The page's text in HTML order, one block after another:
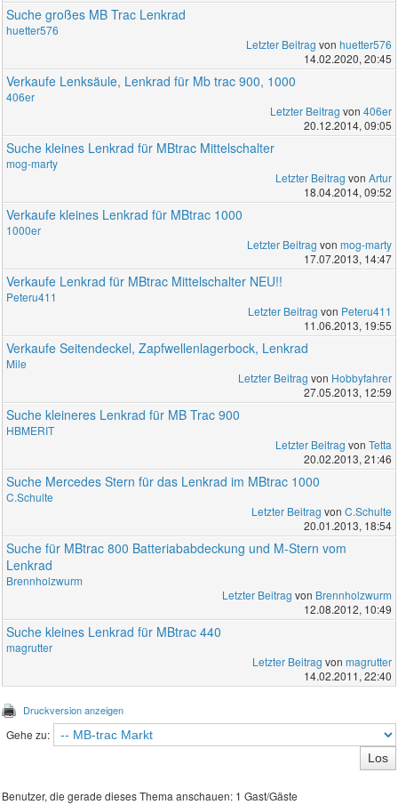
Suche großes MB Trac Lenkrad
huetter576
Letzter Beitrag von huetter576
14.02.2020, 20:45
Verkaufe Lenksäule, Lenkrad für Mb trac 900, 1000
406er
Letzter Beitrag von 406er
20.12.2014, 09:05
Suche kleines Lenkrad für MBtrac Mittelschalter
mog-marty
Letzter Beitrag von Artur
18.04.2014, 09:52
Verkaufe kleines Lenkrad für MBtrac 1000
1000er
Letzter Beitrag von mog-marty
17.07.2013, 14:47
Verkaufe Lenkrad für MBtrac Mittelschalter NEU!!
Peteru411
Letzter Beitrag von Peteru411
11.06.2013, 19:55
Verkaufe Seitendeckel, Zapfwellenlagerbock, Lenkrad
Mile
Letzter Beitrag von Hobbyfahrer
27.05.2013, 12:59
Suche kleineres Lenkrad für MB Trac 900
HBMERIT
Letzter Beitrag von Tetta
20.02.2013, 21:46
Suche Mercedes Stern für das Lenkrad im MBtrac 1000
C.Schulte
Letzter Beitrag von C.Schulte
20.01.2013, 18:54
Suche für MBtrac 800 Batteriababdeckung und M-Stern vom
Lenkrad
Brennholzwurm
Letzter Beitrag von Brennholzwurm
12.08.2012, 10:49
Suche kleines Lenkrad für MBtrac 440
magrutter
Letzter Beitrag von magrutter
14.02.2011, 22:40
Druckversion anzeigen
Gehe zu:
Benutzer, die gerade dieses Thema anschauen: 1 Gast/Gäste